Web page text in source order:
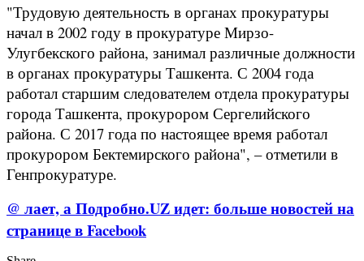
"Трудовую деятельность в органах прокуратуры
начал в 2002 году в прокуратуре Мирзо-
Улугбекского района, занимал различные должности
в органах прокуратуры Ташкента. С 2004 года
работал старшим следователем отдела прокуратуры
города Ташкента, прокурором Сергелийского
района. С 2017 года по настоящее время работал
прокурором Бектемирского района", – отметили в
Генпрокуратуре.
@ лает, а Подробно.UZ идет: больше новостей на
странице в Facebook